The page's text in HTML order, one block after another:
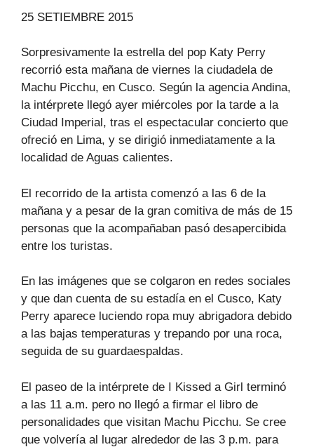
25 SETIEMBRE 2015
Sorpresivamente la estrella del pop Katy Perry
recorrió esta mañana de viernes la ciudadela de
Machu Picchu, en Cusco. Según la agencia Andina,
la intérprete llegó ayer miércoles por la tarde a la
Ciudad Imperial, tras el espectacular concierto que
ofreció en Lima, y se dirigió inmediatamente a la
localidad de Aguas calientes.
El recorrido de la artista comenzó a las 6 de la
mañana y a pesar de la gran comitiva de más de 15
personas que la acompañaban pasó desapercibida
entre los turistas.
En las imágenes que se colgaron en redes sociales
y que dan cuenta de su estadía en el Cusco, Katy
Perry aparece luciendo ropa muy abrigadora debido
a las bajas temperaturas y trepando por una roca,
seguida de su guardaespaldas.
El paseo de la intérprete de I Kissed a Girl terminó
a las 11 a.m. pero no llegó a firmar el libro de
personalidades que visitan Machu Picchu. Se cree
que volvería al lugar alrededor de las 3 p.m. para